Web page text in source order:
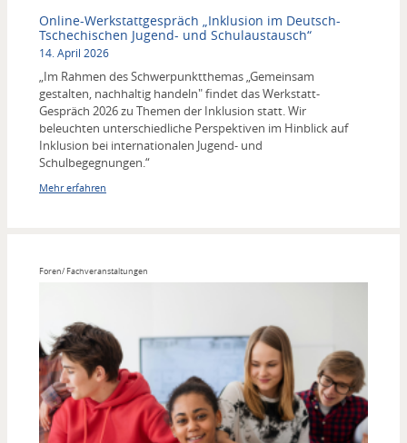
Online-Werkstattgespräch „Inklusion im Deutsch-
Tschechischen Jugend- und Schulaustausch“
14. April 2026
„Im Rahmen des Schwerpunktthemas „Gemeinsam
gestalten, nachhaltig handeln" findet das Werkstatt-
Gespräch 2026 zu Themen der Inklusion statt. Wir
beleuchten unterschiedliche Perspektiven im Hinblick auf
Inklusion bei internationalen Jugend- und
Schulbegegnungen.“
Mehr erfahren
Foren/ Fachveranstaltungen